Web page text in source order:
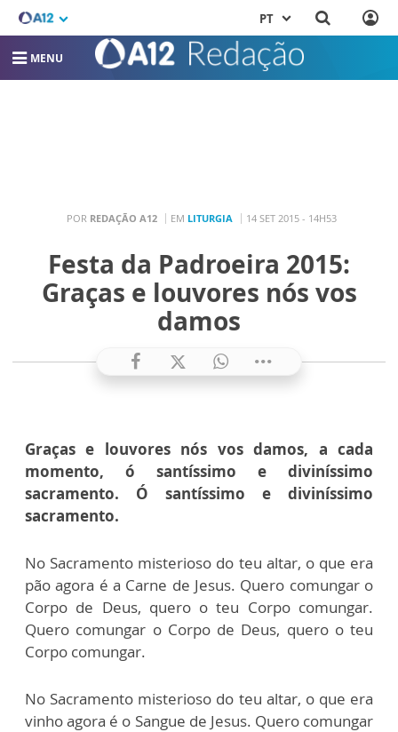
PT
MENU
POR REDAÇÃO A12 EM LITURGIA 14 SET 2015 - 14H53
Festa da Padroeira 2015:
Graças e louvores nós vos
damos
Graças e louvores nós vos damos, a cada
momento, ó santíssimo e diviníssimo
sacramento. Ó santíssimo e diviníssimo
sacramento.
No Sacramento misterioso do teu altar, o que era
pão agora é a Carne de Jesus. Quero comungar o
Corpo de Deus, quero o teu Corpo comungar.
Quero comungar o Corpo de Deus, quero o teu
Corpo comungar.
No Sacramento misterioso do teu altar, o que era
vinho agora é o Sangue de Jesus. Quero comungar